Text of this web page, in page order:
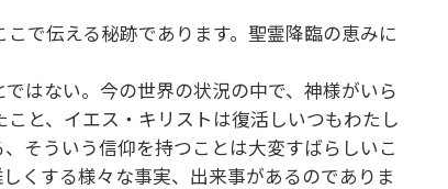
で伝える秘跡であります。聖霊降臨の恵みに
はない。今の世界の状況の中で、神様がいら
と、イエス・キリストは復活しいつもわたし
そういう信仰を持つことは大変すばらしいこ
くする様々な事実、出来事があるのでありま